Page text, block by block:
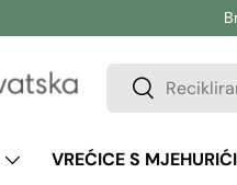
Pretraživanje
Pretraživanje
VREĆICE S